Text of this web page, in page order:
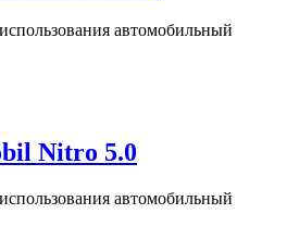
автомобильный
Nitro 5.0
автомобильный